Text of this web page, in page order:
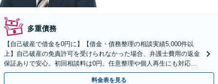
多重債務
【自己破産で借金を0円に】【借金・債務整理の相談実績5,000件以
上】自己破産の免責許可を受けられなかった場合、弁護士費用の返金
保証ありで安心。初回相談料は0円。任意整理や個人再生にも対応
【土日祝日・夜間も相談受付】【費用の分割払い可】
料金表を見る